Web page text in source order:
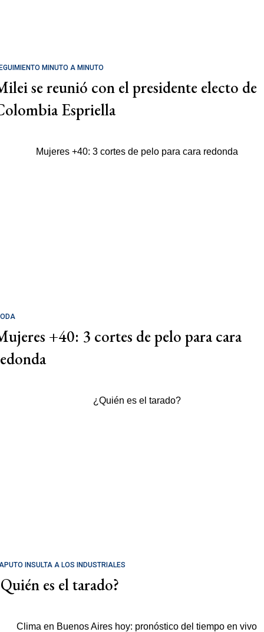
MINUTO A MINUTO
se reunió con el presidente electo de
Espriella
+40: 3 cortes de pelo para cara
INSULTA A LOS INDUSTRIALES
es el tarado?